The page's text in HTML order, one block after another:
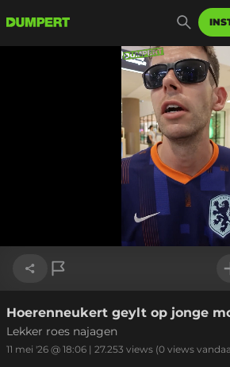
Geladen:
60.76%
Link kopiëren
Hoerenneukert geylt op jonge
Lekker roes najagen
11 mei '26 @ 18:06 | 27.253 views (0 views